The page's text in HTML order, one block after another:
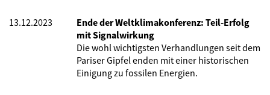
13.12.2023
Ende der Weltklimakonferenz: Teil-Erfolg
mit Signalwirkung
Die wohl wichtigsten Verhandlungen seit dem
Pariser Gipfel enden mit einer historischen
Einigung zu fossilen Energien.